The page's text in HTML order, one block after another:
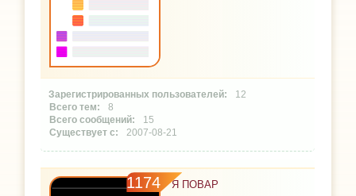
12
8
15
2007-08-21
1174 Я ПОВАР